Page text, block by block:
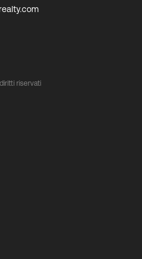
riservati